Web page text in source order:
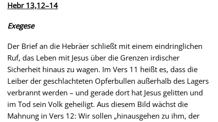
Hebr 13,12–14
Exegese
Der Brief an die Hebräer schließt mit einem eindringlichen
Ruf, das Leben mit Jesus über die Grenzen irdischer
Sicherheit hinaus zu wagen. Im Vers 11 heißt es, dass die
Leiber der geschlachteten Opferbullen außerhalb des Lagers
verbrannt werden – und gerade dort hat Jesus gelitten und
im Tod sein Volk geheiligt. Aus diesem Bild wächst die
Mahnung in Vers 12: Wir sollen „hinausgehen zu ihm, der